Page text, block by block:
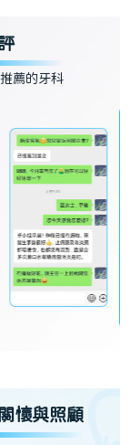
薦的牙科
懷與照顧